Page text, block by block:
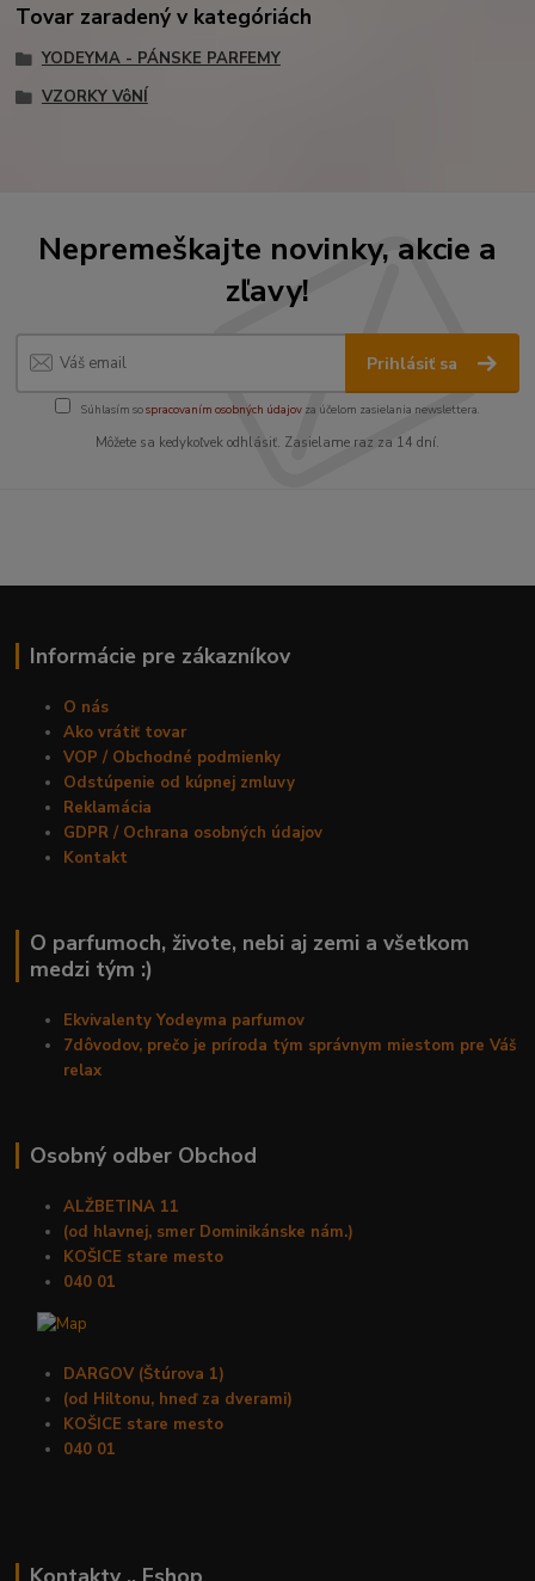
Tovar zaradený v kategóriách
YODEYMA - PÁNSKE PARFEMY
VZORKY VôNÍ
Nepremeškajte novinky, akcie a
zľavy!
Prihlásiť sa
Súhlasím sospracovaním osobných údajov za účelom zasielania newslettera.
Môžete sa kedykoľvek odhlásiť. Zasielame raz za 14 dní.
Informácie pre zákazníkov
O nás
Ako vrátiť tovar
VOP / Obchodné podmienky
Odstúpenie od kúpnej zmluvy
Reklamácia
GDPR / Ochrana osobných údajov
Kontakt
O parfumoch, živote, nebi aj zemi a všetkom
medzi tým :)
Ekvivalenty Yodeyma parfumov
7dôvodov, prečo je príroda tým správnym miestom pre Váš
relax
Osobný odber Obchod
ALŽBETINA 11
(od hlavnej, smer Dominikánske nám.)
KOŠICE stare mesto
040 01
DARGOV (Štúrova 1)
(od Hiltonu, hneď za dverami)
KOŠICE stare mesto
040 01